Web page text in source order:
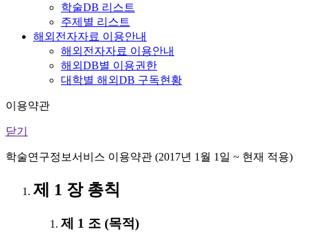
학술DB 리스트
주제별 리스트
해외전자자료 이용안내
해외전자자료 이용안내
해외DB별 이용권한
대학별 해외DB 구독현황
이용약관
닫기
학술연구정보서비스 이용약관 (2017년 1월 1일 ~ 현재 적용)
제 1 장 총칙
제 1 조 (목적)